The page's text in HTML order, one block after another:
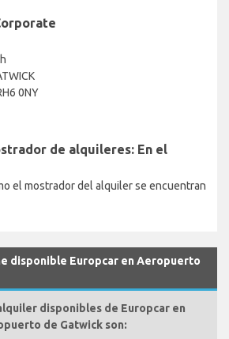
0NY
de alquileres: En el
el mostrador del alquiler se encuentran
disponible Europcar en Aeropuerto
disponibles de Europcar en
de Gatwick son: